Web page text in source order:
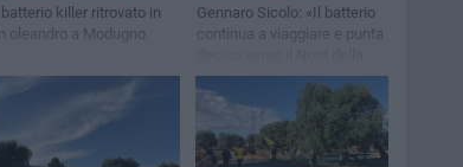
killer ritrovato in
oleandro a Modugno
Gennaro Sicolo: «Il batterio
continua a viaggiare e punta
Puglia»